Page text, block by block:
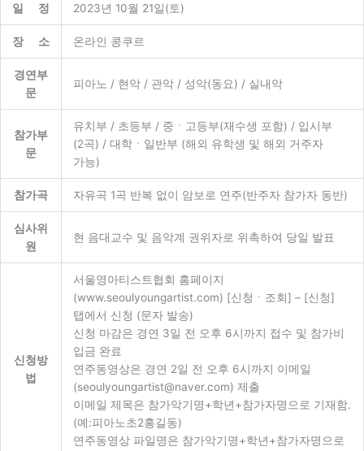
일 정
2023년 10월 21일(토)
장 소 온라인 콩쿠르
경연부
문
피아노 / 현악 / 관악 / 성악(동요) / 실내악
참가부
문
유치부 / 초등부 / 중ㆍ고등부(재수생 포함) / 입시부
(2곡) / 대학ㆍ일반부 (해외 유학생 및 해외 거주자
가능)
참가곡 자유곡 1곡 반복 없이 암보로 연주(반주자 참가자 동반)
심사위
원
현 음대교수 및 음악계 권위자로 위촉하여 당일 발표
신청방
법
서울영아티스트협회 홈페이지
(www.seoulyoungartist.com) [신청ㆍ조회] – [신청]
탭에서 신청 (문자 발송)
신청 마감은 경연 3일 전 오후 6시까지 접수 및 참가비
입금 완료
연주동영상은 경연 2일 전 오후 6시까지 이메일
(seoulyoungartist@naver.com) 제출
이메일 제목은 참가악기명+학년+참가자명으로 기재함.
(예:피아노초2홍길동)
연주동영상 파일명은 참가악기명+학년+참가자명으로